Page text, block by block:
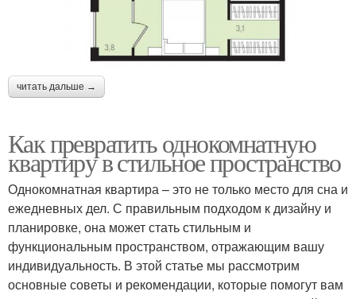
читать дальше →
Как превратить однокомнатную
квартиру в стильное пространство
Однокомнатная квартира – это не только место для сна и
ежедневных дел. С правильным подходом к дизайну и
планировке, она может стать стильным и
функциональным пространством, отражающим вашу
индивидуальность. В этой статье мы рассмотрим
основные советы и рекомендации, которые помогут вам